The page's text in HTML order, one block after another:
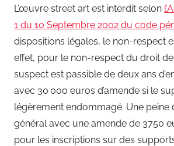
L’œuvre street art est interdit selon
1 du 10 Septembre 2002 du code
dispositions légales, le non-respect
effet, pour le non-respect du droit
suspect est passible de deux ans
avec 30 000 euros d’amende si le
légèrement endommagé. Une peine
général avec une amende de 3750
pour les inscriptions sur des